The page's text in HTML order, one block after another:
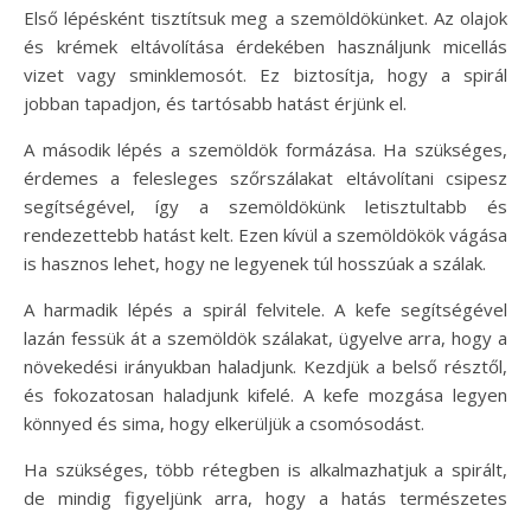
Első lépésként tisztítsuk meg a szemöldökünket. Az olajok
és krémek eltávolítása érdekében használjunk micellás
vizet vagy sminklemosót. Ez biztosítja, hogy a spirál
jobban tapadjon, és tartósabb hatást érjünk el.
A második lépés a szemöldök formázása. Ha szükséges,
érdemes a felesleges szőrszálakat eltávolítani csipesz
segítségével, így a szemöldökünk letisztultabb és
rendezettebb hatást kelt. Ezen kívül a szemöldökök vágása
is hasznos lehet, hogy ne legyenek túl hosszúak a szálak.
A harmadik lépés a spirál felvitele. A kefe segítségével
lazán fessük át a szemöldök szálakat, ügyelve arra, hogy a
növekedési irányukban haladjunk. Kezdjük a belső résztől,
és fokozatosan haladjunk kifelé. A kefe mozgása legyen
könnyed és sima, hogy elkerüljük a csomósodást.
Ha szükséges, több rétegben is alkalmazhatjuk a spirált,
de mindig figyeljünk arra, hogy a hatás természetes